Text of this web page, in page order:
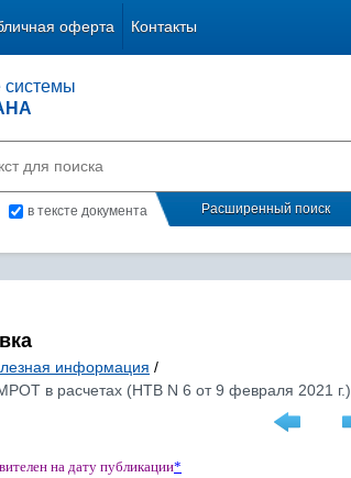
оферта Контакты
системы
в тексте документа Расширенный поиск
информация /
в расчетах (НТВ N 6 от 9 февраля 2021 г.)
на дату публикации*